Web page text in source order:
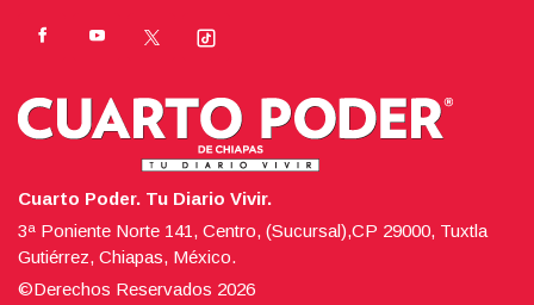
Cuarto Poder. Tu Diario Vivir.
3ª Poniente Norte 141, Centro, (Sucursal),CP 29000, Tuxtla
Gutiérrez, Chiapas, México.
©Derechos Reservados 2026